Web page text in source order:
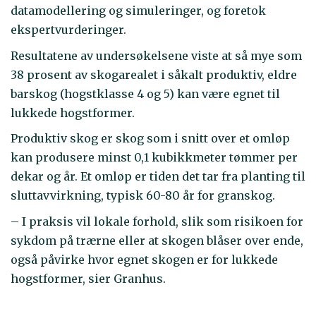
datamodellering og simuleringer, og foretok
ekspertvurderinger.
Resultatene av undersøkelsene viste at så mye som
38 prosent av skogarealet i såkalt produktiv, eldre
barskog (hogstklasse 4 og 5) kan være egnet til
lukkede hogstformer.
Produktiv skog er skog som i snitt over et omløp
kan produsere minst 0,1 kubikkmeter tømmer per
dekar og år. Et omløp er tiden det tar fra planting til
sluttavvirkning, typisk 60-80 år for granskog.
– I praksis vil lokale forhold, slik som risikoen for
sykdom på trærne eller at skogen blåser over ende,
også påvirke hvor egnet skogen er for lukkede
hogstformer, sier Granhus.